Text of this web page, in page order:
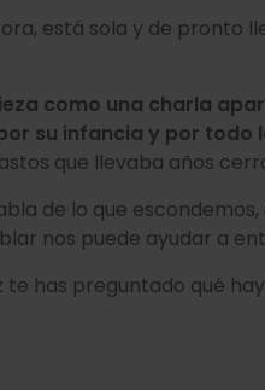
está sola y de pronto
como una charla
su infancia y por todo
que llevaba años
de lo que
nos puede ayudar a
te has preguntado qué